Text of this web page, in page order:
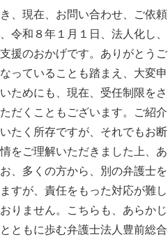
前市市民会館中
ー」を開催しま
れにもかかわら
，約１５名の
下がります。場
を実施したり，
に呼び掛けた
ンを用意したり
画いたしますの
す分量について
話しをした限り
たいと思いまし
1月
(1)
► 2017年 (83)
12月 (4)
11月 (7)
10月 (12)
9月 (4)
8月
(4)
7月
(4)
6月 (2)
5月
(7)
4月
(3)
3月 (8)
2月 (7)
(21)
► 2016年 (30)
、現在、お問い合わせ、ご依頼
令和８年１月１日、法人化し、
援のおかげです。ありがとうご
っていることも踏まえ、大変申
ためにも、現在、受任制限をさ
だくこともございます。ご紹介
たく所存ですが、それでもお断
をご理解いただきました上、あ
、多くの方から、別の弁護士を
すが、責任をもった対応が難し
りません。こちらも、あらかじ
ともに歩む弁護士法人豊前総合